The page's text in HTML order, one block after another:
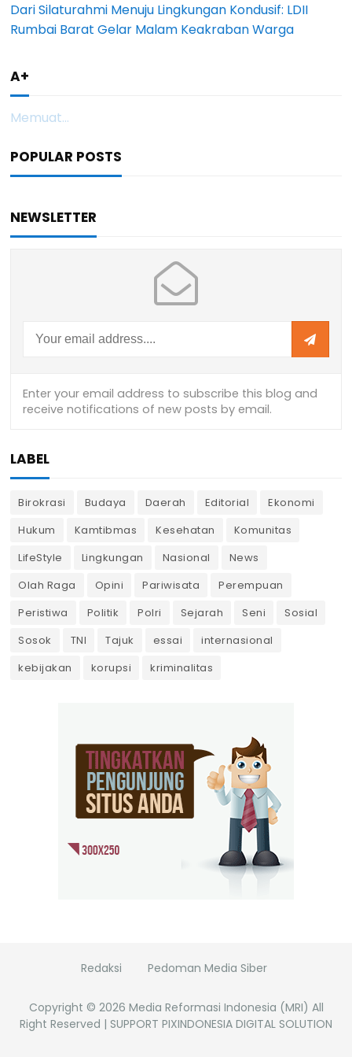
Dari Silaturahmi Menuju Lingkungan Kondusif: LDII
Rumbai Barat Gelar Malam Keakraban Warga
A+
Memuat...
POPULAR POSTS
NEWSLETTER
LABEL
Birokrasi Budaya Daerah Editorial
Ekonomi
Hukum
Kamtibmas Kesehatan
Komunitas
LifeStyle
Lingkungan Nasional
News
Olah Raga
Opini Pariwisata
Perempuan
Peristiwa
Politik Polri Sejarah Seni
Sosial
Sosok
TNI Tajuk essai
internasional
kebijakan
korupsi kriminalitas
Redaksi Pedoman Media Siber
Copyright © 2026 Media Reformasi Indonesia (MRI) All
Right Reserved | SUPPORT PIXINDONESIA DIGITAL SOLUTION